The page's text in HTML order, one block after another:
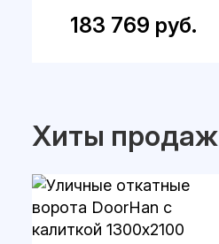
183 769 руб.
Хиты продаж